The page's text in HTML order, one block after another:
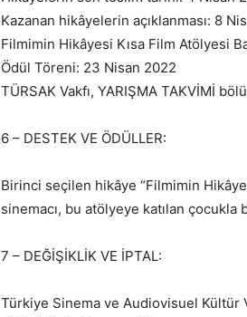
Kazanan hikâyelerin açıklanması: 8
Filmimin Hikâyesi Kısa Film Atölyesi
Ödül Töreni: 23 Nisan 2022
TÜRSAK Vakfı, YARIŞMA TAKVİMİ
6 – DESTEK VE ÖDÜLLER:
Birinci seçilen hikâye “Filmimin
sinemacı, bu atölyeye katılan
7 – DEĞİŞİKLİK VE İPTAL:
Türkiye Sinema ve Audiovisuel Kültür